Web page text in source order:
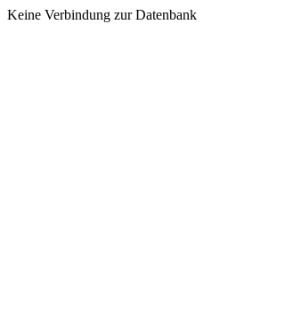
Keine Verbindung zur Datenbank